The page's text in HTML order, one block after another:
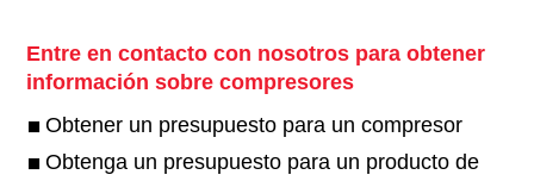
Entre en contacto con nosotros para obtener
información sobre compresores
Obtener un presupuesto para un compresor
Obtenga un presupuesto para un producto de